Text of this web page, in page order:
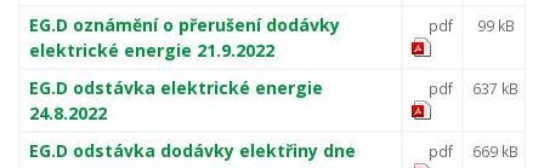
EG.D oznámění o přerušení dodávky
elektrické energie 21.9.2022
pdf 99 kB
EG.D odstávka elektrické energie
24.8.2022
pdf 637 kB
EG.D odstávka dodávky elektřiny dne
pdf 669 kB